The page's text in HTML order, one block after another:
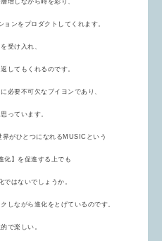
増しながら時を彩り、
ンをプロダクトしてくれます。
受け入れ、
してもくれるのです。
必要不可欠なブイヨンであり、
っています。
界がひとつになれるMUSICという
化】を促進する上でも
ではないでしょうか。
しながら進化をとげているのです。
で楽しい。